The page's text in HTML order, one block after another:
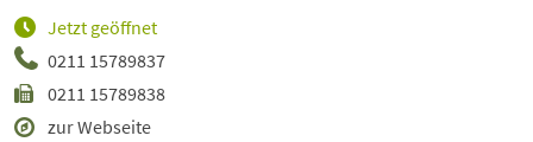
0211 15789837
0211 15789838
zur Webseite
Jetzt geöffnet